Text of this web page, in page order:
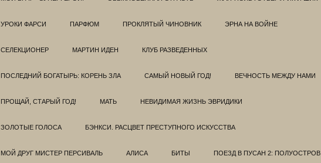
УРОКИ ФАРСИ ПАРФЮМ ПРОКЛЯТЫЙ ЧИНОВНИК ЭРНА НА ВОЙНЕ
СЕЛЕКЦИОНЕР МАРТИН ИДЕН КЛУБ РАЗВЕДEННЫХ
ПОСЛЕДНИЙ БОГАТЫРЬ: КОРЕНЬ ЗЛА САМЫЙ НОВЫЙ ГОД! ВЕЧНОСТЬ МЕЖДУ НАМИ
ПРОЩАЙ, СТАРЫЙ ГОД! МАТЬ НЕВИДИМАЯ ЖИЗНЬ ЭВРИДИКИ
ЗОЛОТЫЕ ГОЛОСА БЭНКСИ. РАСЦВЕТ ПРЕСТУПНОГО ИСКУССТВА
МОЙ ДРУГ МИСТЕР ПЕРСИВАЛЬ АЛИСА БИТЫ ПОЕЗД В ПУСАН 2: ПОЛУОСТРОВ